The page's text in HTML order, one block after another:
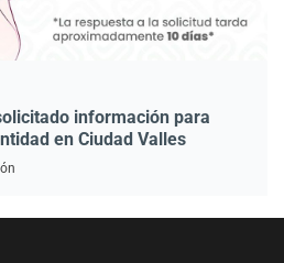
información para
en Ciudad Valles